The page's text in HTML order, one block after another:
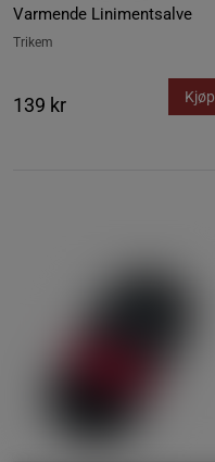
Varmende Linimentsalve
Trikem
139 kr Kjøp